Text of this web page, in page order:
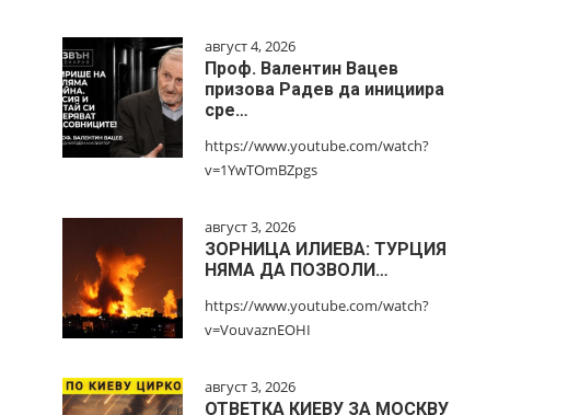
август 4, 2026
Проф. Валентин Вацев
призова Радев да инициира
сре…
https://www.youtube.com/watch?
v=1YwTOmBZpgs
август 3, 2026
ЗОРНИЦА ИЛИЕВА: ТУРЦИЯ
НЯМА ДА ПОЗВОЛИ…
https://www.youtube.com/watch?
v=VouvaznEOHI
август 3, 2026
ОТВЕТКА КИЕВУ ЗА МОСКВУ